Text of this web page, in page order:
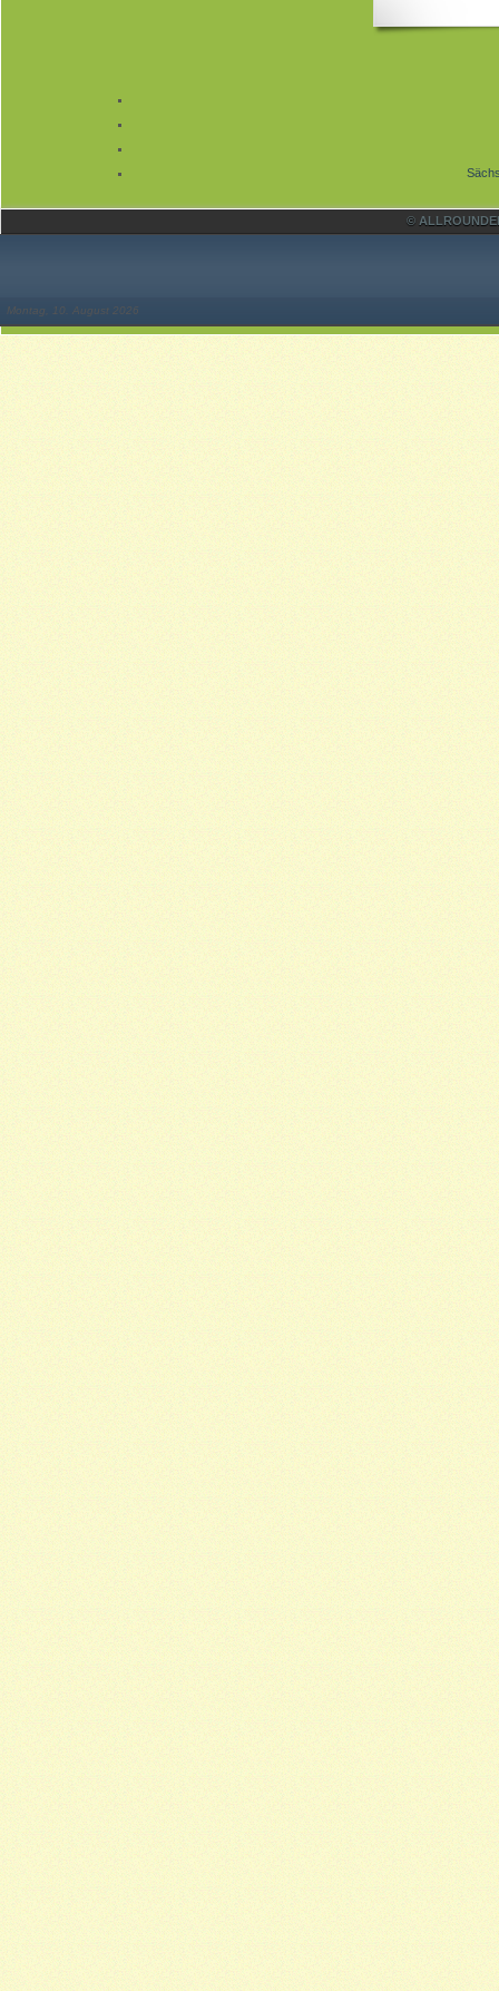
©
Montag, 10. August 2026